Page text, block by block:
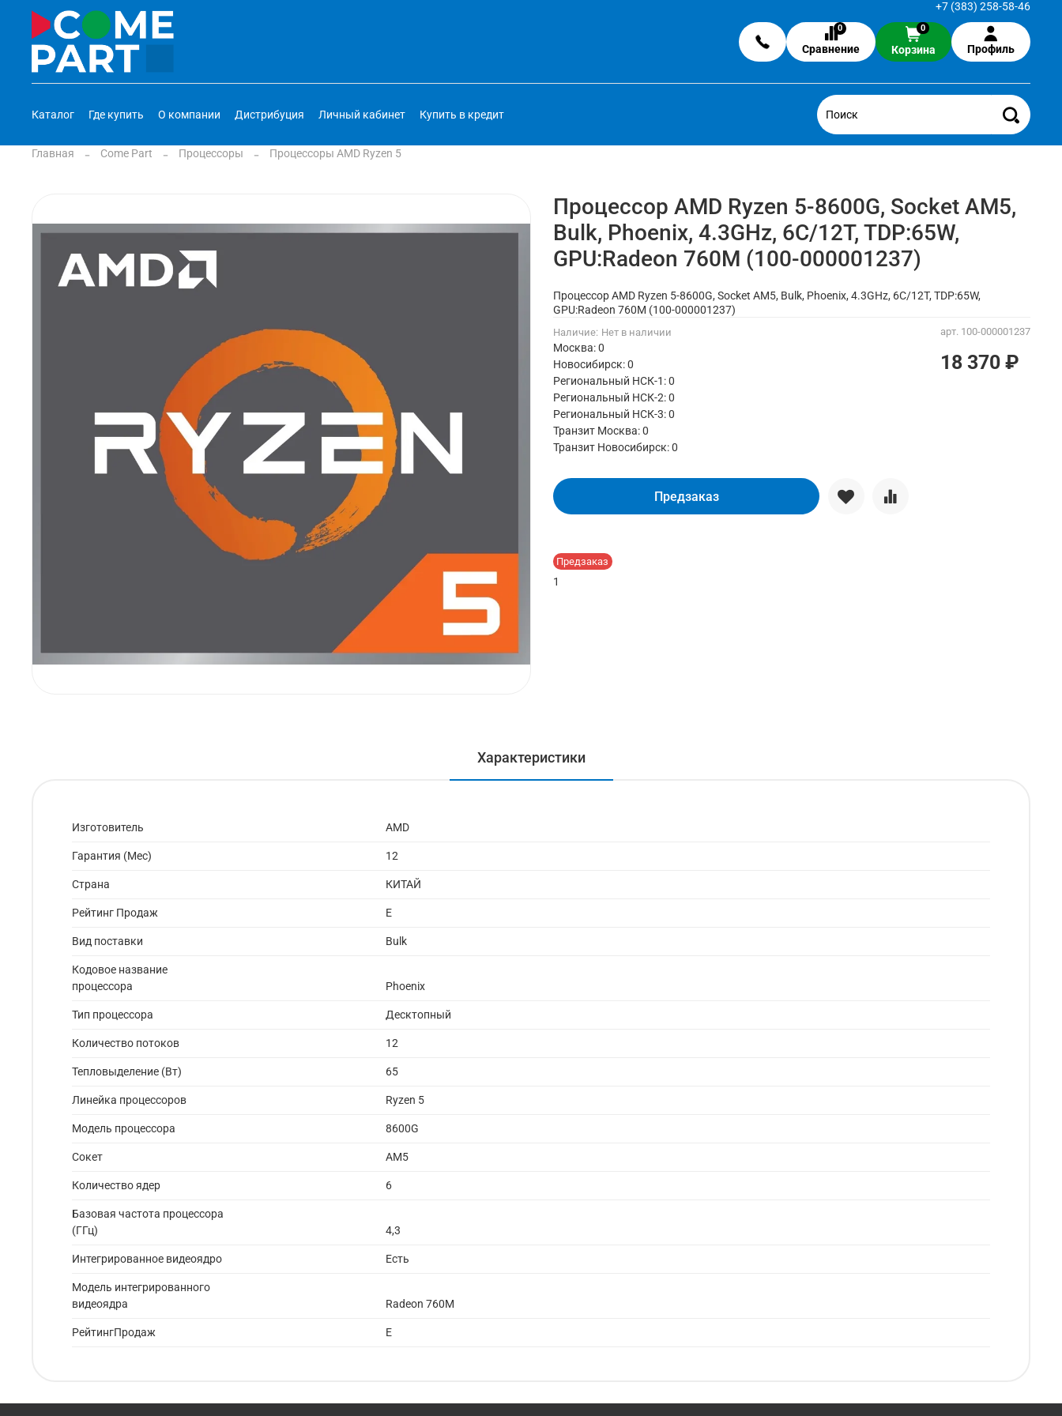
+7 (383) 258-58-46
0
Сравнение
0
Корзина Профиль
Каталог Где купить О компании Дистрибуция Личный кабинет Купить в кредит
Главная Come Part Процессоры Процессоры AMD Ryzen 5
арт. 100-000001237
Наличие: Нет в наличии
Предзаказ
Процессор AMD Ryzen 5-8600G, Socket AM5,
Bulk, Phoenix, 4.3GHz, 6C/12T, TDP:65W,
GPU:Radeon 760M (100-000001237)
Москва: 0
Новосибирск: 0
Региональный НСК-1: 0
Региональный НСК-2: 0
Региональный НСК-3: 0
Транзит Москва:0
Транзит Новосибирск:0
18 370 ₽
Предзаказ
1
Процессор AMD Ryzen 5-8600G, Socket AM5, Bulk, Phoenix, 4.3GHz, 6C/12T, TDP:65W,
GPU:Radeon 760M (100-000001237)
Характеристики
Изготовитель AMD
Гарантия (Мес) 12
Страна КИТАЙ
Рейтинг Продаж E
Вид поставки Bulk
Кодовое название
процессора
Phoenix
Тип процессора Десктопный
Количество потоков 12
Тепловыделение (Вт) 65
Линейка процессоров Ryzen 5
Модель процессора 8600G
Сокет AM5
Количество ядер 6
Базовая частота процессора
(ГГц)
4,3
Интегрированное видеоядро Есть
Модель интегрированного
видеоядра
Radeon 760M
РейтингПродаж E